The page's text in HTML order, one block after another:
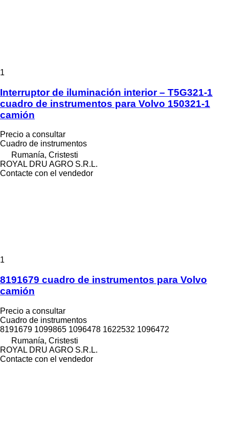
1
Interruptor de iluminación interior – T5G321-1
cuadro de instrumentos para Volvo 150321-1
camión
Precio a consultar
Cuadro de instrumentos
Rumanía, Cristesti
ROYAL DRU AGRO S.R.L.
Contacte con el vendedor
1
8191679 cuadro de instrumentos para Volvo
camión
Precio a consultar
Cuadro de instrumentos
8191679 1099865 1096478 1622532 1096472
Rumanía, Cristesti
ROYAL DRU AGRO S.R.L.
Contacte con el vendedor